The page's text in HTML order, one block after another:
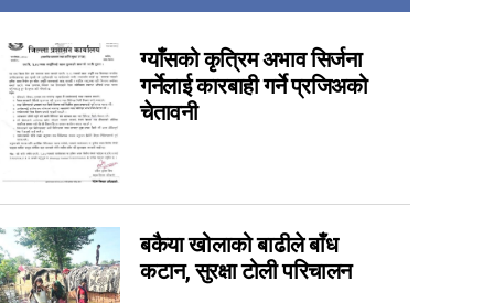
7
6
6
5
3
3
1
simraungadh bidhut
ग्याँसको कृत्रिम अभाव सिर्जना
गर्नेलाई कारबाही गर्ने प्रजिअको
चेतावनी
बकैया खोलाको बाढीले बाँध
कटान, सुरक्षा टोली परिचालन